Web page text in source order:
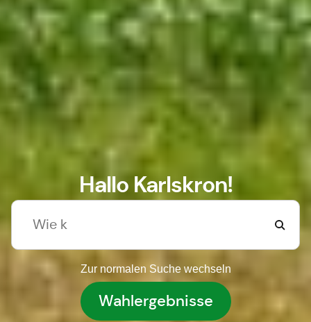
Hallo Karlskron!
Zur normalen Suche wechseln
Wahlergebnisse